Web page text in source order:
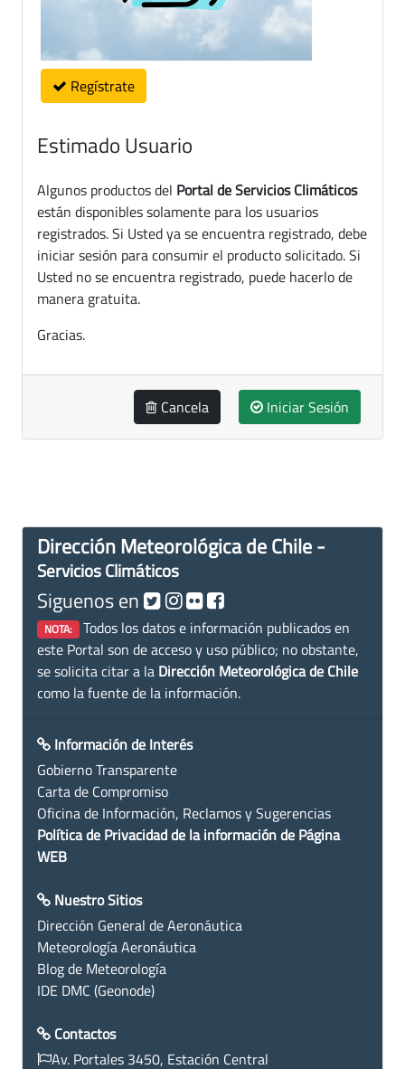
Regístrate
Estimado Usuario
Algunos productos del Portal de Servicios Climáticos
están disponibles solamente para los usuarios
registrados. Si Usted ya se encuentra registrado, debe
iniciar sesión para consumir el producto solicitado. Si
Usted no se encuentra registrado, puede hacerlo de
manera gratuita.
Gracias.
Cancela Iniciar Sesión
Dirección Meteorológica de Chile -
Servicios Climáticos
Siguenos en
NOTA: Todos los datos e información publicados en
este Portal son de acceso y uso público; no obstante,
se solicita citar a la Dirección Meteorológica de Chile
como la fuente de la información.
Información de Interés
Gobierno Transparente
Carta de Compromiso
Oficina de Información, Reclamos y Sugerencias
Política de Privacidad de la información de Página
WEB
Nuestro Sitios
Dirección General de Aeronáutica
Meteorología Aeronáutica
Blog de Meteorología
IDE DMC (Geonode)
Contactos
Av. Portales 3450, Estación Central